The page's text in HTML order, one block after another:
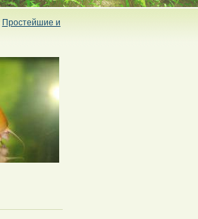
Простейшие и